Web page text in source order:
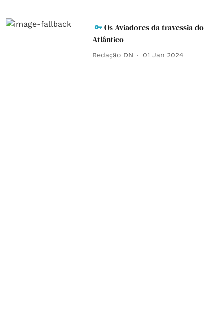
Os Aviadores da travessia do
Atlântico
Redação DN 01 Jan 2024